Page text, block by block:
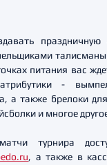
праздничную
питания вас
атрибутики -
а также брелоки
и многое
турнира
, а также в